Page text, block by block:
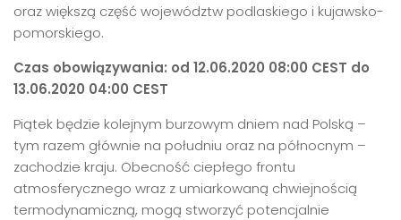
oraz większą część województw podlaskiego i kujawsko-
pomorskiego.
Czas obowiązywania: od 12.06.2020 08:00 CEST do
13.06.2020 04:00 CEST
Piątek będzie kolejnym burzowym dniem nad Polską –
tym razem głównie na południu oraz na północnym –
zachodzie kraju. Obecność ciepłego frontu
atmosferycznego wraz z umiarkowaną chwiejnością
termodynamiczną, mogą stworzyć potencjalnie